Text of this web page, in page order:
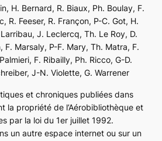
H. Bernard, R. Biaux, Ph. Boulay, F.
R. Feeser, R. Françon, P-C. Got, H.
J. Leclercq, Th. Le Roy, D.
F. Marsaly, P-F. Mary, Th. Matra, F.
F. Ribailly, Ph. Ricco, G-D.
J-N. Violette, G. Warrener
et chroniques publiées dans
la propriété de l’Aérobibliothèque et
par la loi du 1er juillet 1992.
un autre espace internet ou sur un